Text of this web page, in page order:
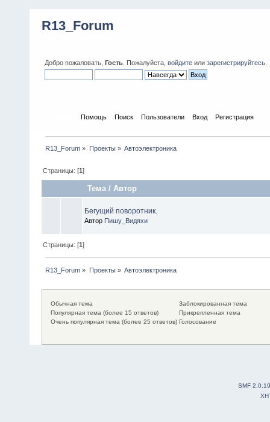
R13_Forum
Добро пожаловать, Гость . Пожалуйста, войдите или зарегистрируйтесь
Помощь Поиск Пользователи Вход Регистрация
R13_Forum » Проекты» Автоэлектроника
Страницы: [1]
Тема / Автор
Бегущий поворотник.
Автор Пишу_Видяхи
Страницы: [1]
R13_Forum » Проекты» Автоэлектроника
Обычная тема
Популярная тема (более 15 ответов)
Очень популярная тема (более 25 ответов)
Заблокированная тема
Прикрепленная тема
Голосование
SMF 2.0.19